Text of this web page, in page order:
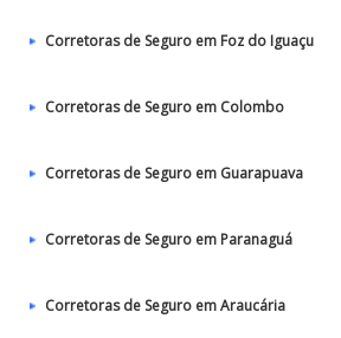
Corretoras de Seguro em Foz do Iguaçu
Corretoras de Seguro em Colombo
Corretoras de Seguro em Guarapuava
Corretoras de Seguro em Paranaguá
Corretoras de Seguro em Araucária